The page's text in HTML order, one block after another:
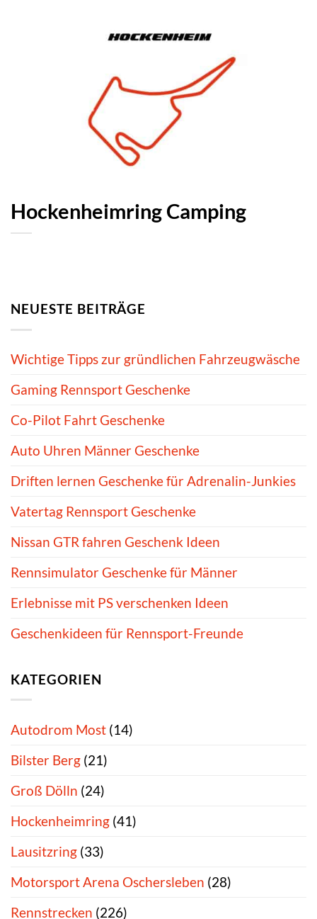
Hockenheimring Camping
NEUESTE BEITRÄGE
Wichtige Tipps zur gründlichen Fahrzeugwäsche
Gaming Rennsport Geschenke
Co-Pilot Fahrt Geschenke
Auto Uhren Männer Geschenke
Driften lernen Geschenke für Adrenalin-Junkies
Vatertag Rennsport Geschenke
Nissan GTR fahren Geschenk Ideen
Rennsimulator Geschenke für Männer
Erlebnisse mit PS verschenken Ideen
Geschenkideen für Rennsport-Freunde
KATEGORIEN
Autodrom Most (14)
Bilster Berg (21)
Groß Dölln (24)
Hockenheimring (41)
Lausitzring (33)
Motorsport Arena Oschersleben (28)
Rennstrecken (226)